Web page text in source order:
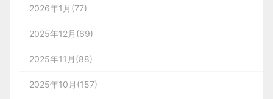
2026年1月(77)
2025年12月(69)
2025年11月(88)
2025年10月(157)